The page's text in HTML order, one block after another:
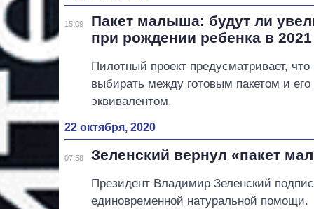
15:09
Пакет малыша: будут ли
при рождении ребенка в 2021
Пилотный проект предусматривает,
выбирать между готовым пакетом и
эквивалентом.
22 октября, 2020
07:58 Зеленский вернул «пакет
Президент Владимир Зеленский
единовременной натуральной помощи.